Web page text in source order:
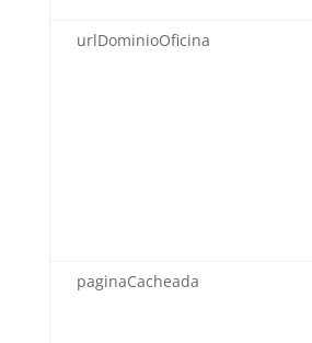
urlDominioOficina
paginaCacheada